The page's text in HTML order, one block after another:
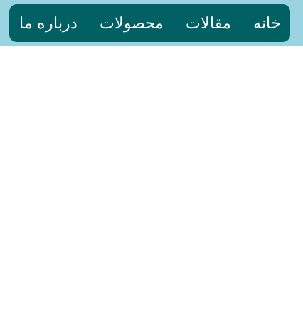
خانه مقالات محصولات درباره ما